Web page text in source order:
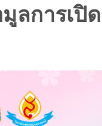
ลการเปิ